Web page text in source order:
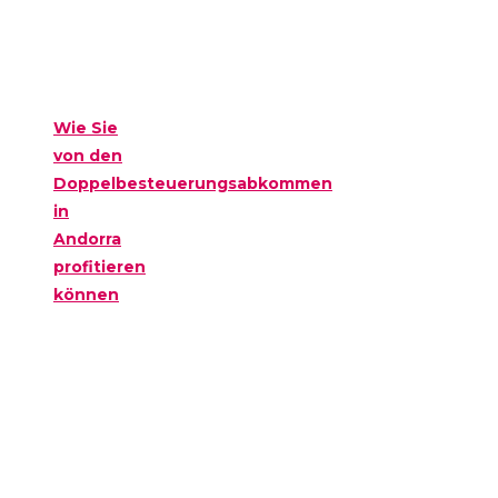
Wie Sie
von den
Doppelbesteuerungsabkommen
in
Andorra
profitieren
können